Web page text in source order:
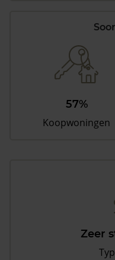
57%
Koopwoningen
Zeer